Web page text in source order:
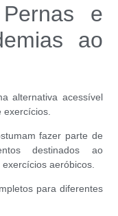
e
ao
alternativa acessível
fazer parte de
destinados ao
aeróbicos.
para diferentes